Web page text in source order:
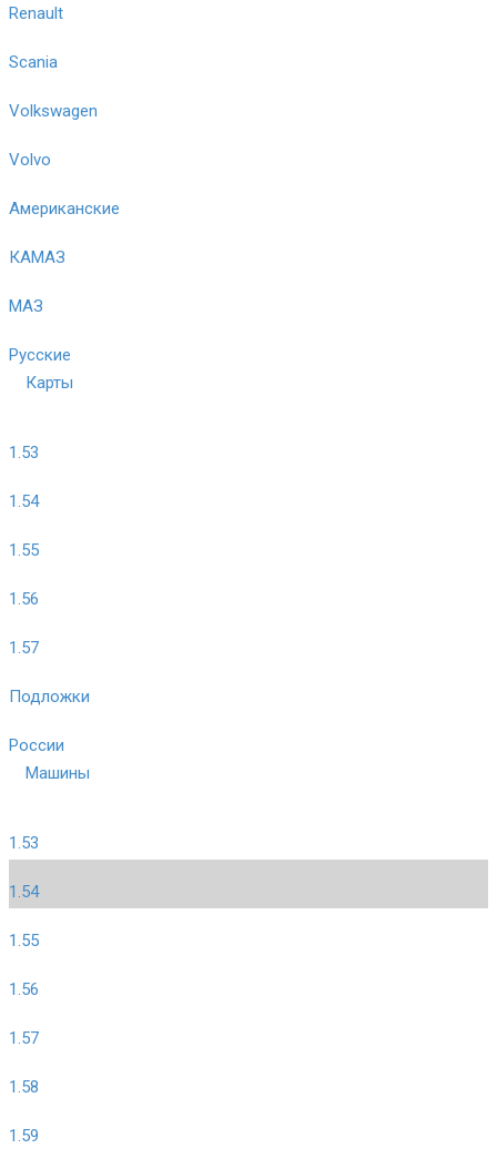
Renault
Scania
Volkswagen
Volvo
Американские
КАМАЗ
МАЗ
Русские
Карты
1.53
1.54
1.55
1.56
1.57
Подложки
России
Машины
1.53
1.54
1.55
1.56
1.57
1.58
1.59